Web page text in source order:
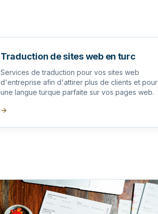
Traduction de sites web en turc
Services de traduction pour vos sites web
d'entreprise afin d'attirer plus de clients et pour
une langue turque parfaite sur vos pages web.
→